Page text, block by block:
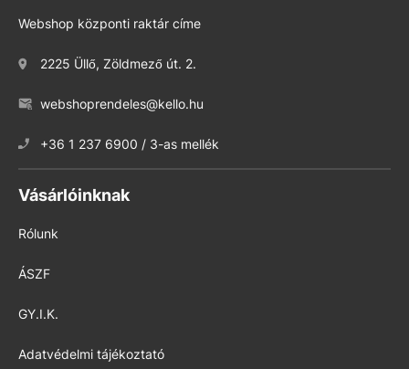
Webshop központi raktár címe
2225 Üllő, Zöldmező út. 2.
webshoprendeles@kello.hu
+36 1 237 6900 / 3-as mellék
Vásárlóinknak
Rólunk
ÁSZF
GY.I.K.
Adatvédelmi tájékoztató